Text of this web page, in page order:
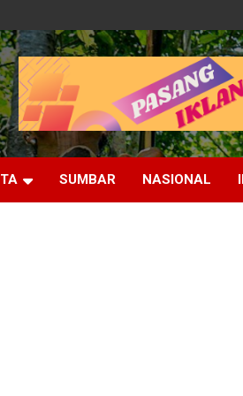
SUMBAR NASIONAL